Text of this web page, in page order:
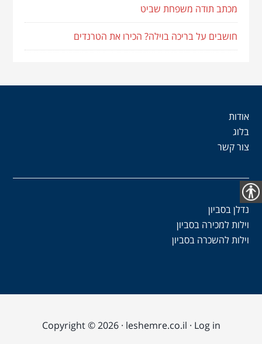
נגישות
מכתב תודה משפחת שביט
חושבים על בריכה בוילה? הכירו את הטרנדים
אודות
בלוג
צור קשר
נדלן בסביון
וילות למכירה בסביון
וילות להשכרה בסביון
Copyright © 2026 · leshemre.co.il · Log in